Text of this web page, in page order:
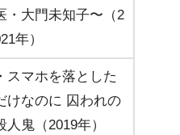
・大門未知子〜（2
年）
・スマホを落とした
けなのに 囚われの
人鬼（2019年）